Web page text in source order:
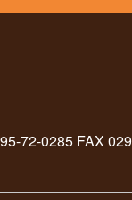
72-0285 FAX